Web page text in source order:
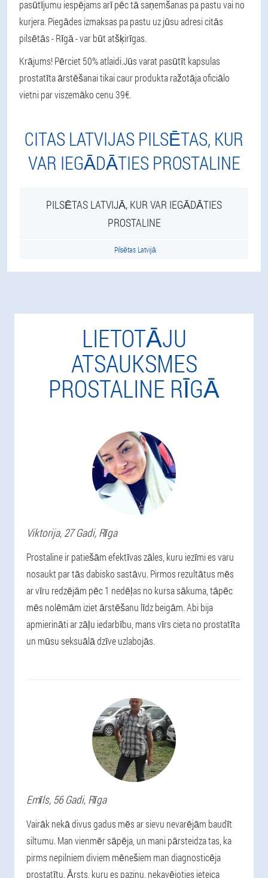
pasūtījumu iespējams arī pēc tā saņemšanas pa pastu vai no
kurjera. Piegādes izmaksas pa pastu uz jūsu adresi citās
pilsētās - Rīgā - var būt atšķirīgas.
Krājums! Pērciet 50% atlaidi.Jūs varat pasūtīt kapsulas
prostatīta ārstēšanai tikai caur produkta ražotāja oficiālo
vietni par viszemāko cenu 39€.
CITAS LATVIJAS PILSĒTAS, KUR
VAR IEGĀDĀTIES PROSTALINE
PILSĒTAS LATVIJĀ, KUR VAR IEGĀDĀTIES
PROSTALINE
Pilsētas Latvijā
LIETOTĀJU
ATSAUKSMES
PROSTALINE RĪGĀ
Viktorija, 27 Gadi, Rīga
Prostaline ir patiešām efektīvas zāles, kuru iezīmi es varu
nosaukt par tās dabisko sastāvu. Pirmos rezultātus mēs
ar vīru redzējām pēc 1 nedēļas no kursa sākuma, tāpēc
mēs nolēmām iziet ārstēšanu līdz beigām. Abi bija
apmierināti ar zāļu iedarbību, mans vīrs cieta no prostatīta
un mūsu seksuālā dzīve uzlabojās.
Emīls, 56 Gadi, Rīga
Vairāk nekā divus gadus mēs ar sievu nevarējām baudīt
siltumu. Man vienmēr sāpēja, un mani pārsteidza tas, ka
pirms nepilniem diviem mēnešiem man diagnosticēja
prostatītu. Ārsts, kuru es pazinu, nekavējoties ieteica